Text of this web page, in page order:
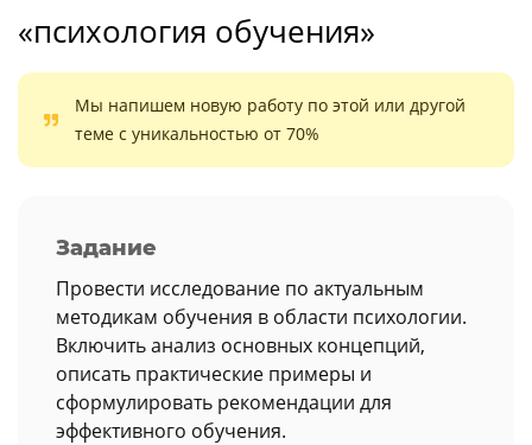
«психология обучения»
Мы напишем новую работу по этой или другой
теме с уникальностью от 70%
Задание
Провести исследование по актуальным
методикам обучения в области психологии.
Включить анализ основных концепций,
описать практические примеры и
сформулировать рекомендации для
эффективного обучения.